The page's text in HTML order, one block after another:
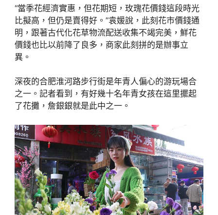
“當季花經濟實惠，但花期短，玫瑰花價錢這段時光
比擬高，但仍是賣得好。”袁媛說，此刻花市價錢通
明，跟著古代化花草物流配送收集不竭完美，鮮花
價錢也比以前降了良多，商家此刻拼的是辦事立
異。
深夜的合肥淮河路步行街是年青人偏心的游玩場合
之一。記者看到，有好幾十名年青女孩在這里擺起
了花攤，詹銀銀就是此中之一。